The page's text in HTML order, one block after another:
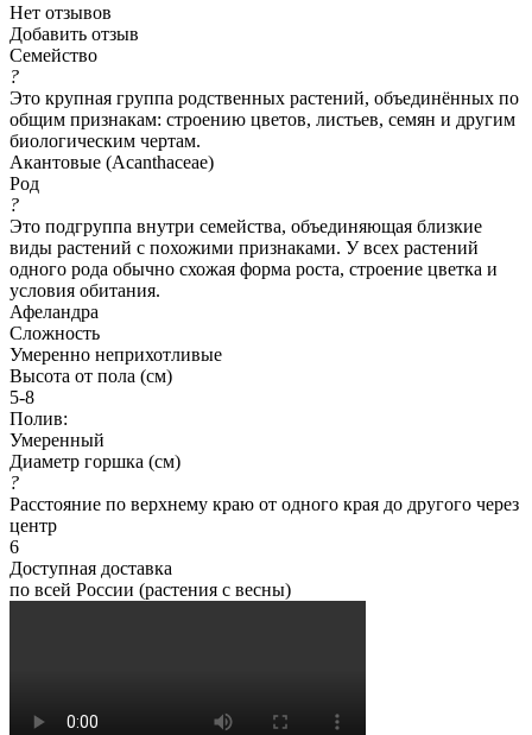
Нет отзывов
Добавить отзыв
Семейство
?
Это крупная группа родственных растений, объединённых по
общим признакам: строению цветов, листьев, семян и другим
биологическим чертам.
Акантовые (Acanthaceae)
Род
?
Это подгруппа внутри семейства, объединяющая близкие
виды растений с похожими признаками. У всех растений
одного рода обычно схожая форма роста, строение цветка и
условия обитания.
Афеландра
Сложность
Умеренно неприхотливые
Высота от пола (см)
5-8
Полив:
Умеренный
Диаметр горшка (см)
?
Расстояние по верхнему краю от одного края до другого через
центр
6
Доступная доставка
по всей России (растения с весны)